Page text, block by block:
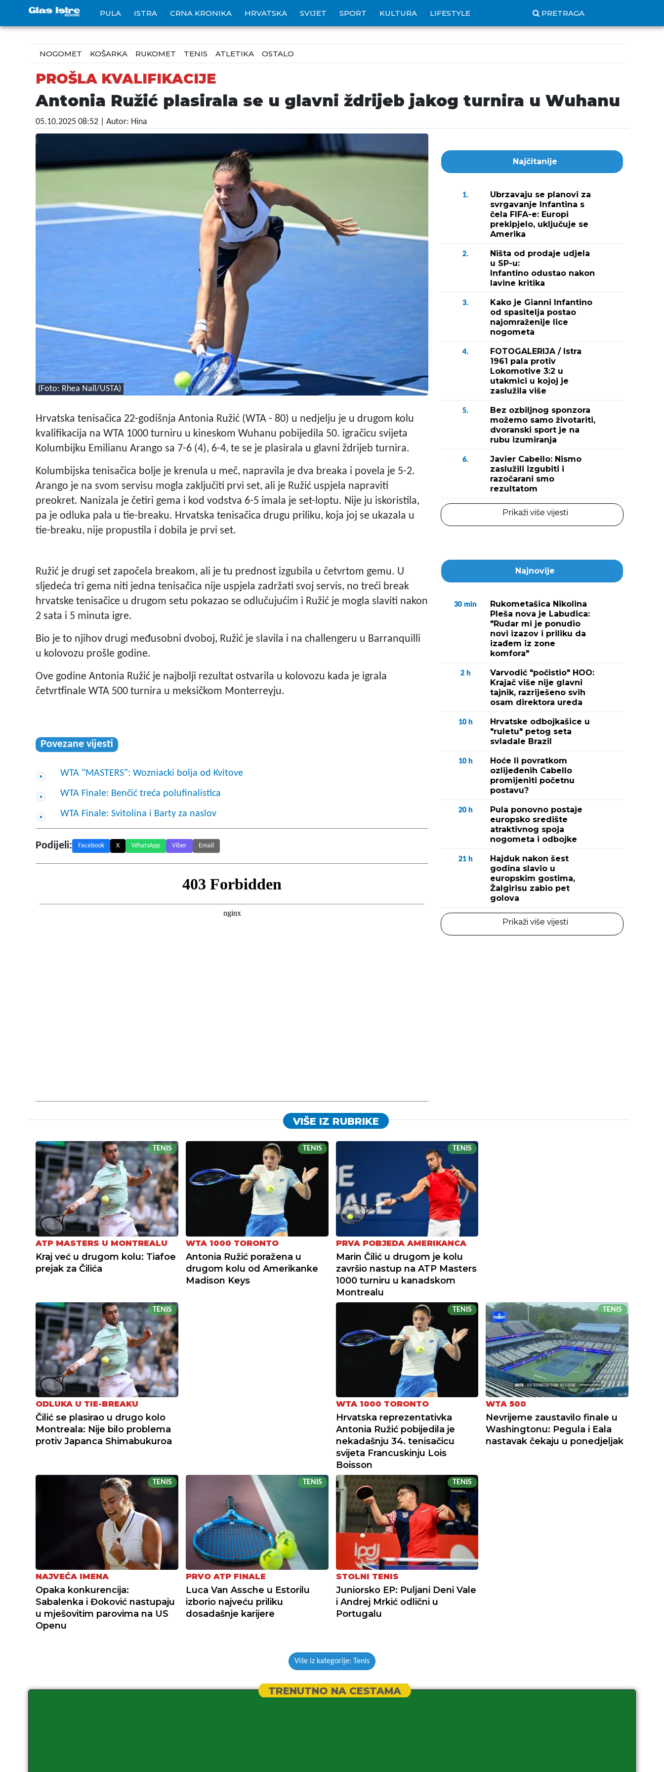
PULA ISTRA CRNA KRONIKA HRVATSKA SVIJET SPORT KULTURA LIFESTYLE PRETRAGA
NOGOMET KOŠARKA RUKOMET TENIS ATLETIKA OSTALO
PROŠLA KVALIFIKACIJE
Antonia Ružić plasirala se u glavni ždrijeb jakog turnira u Wuhanu
05.10.2025 08:52 | Autor: Hina
(Foto: Rhea Nall/USTA)
Hrvatska tenisačica 22-godišnja Antonia Ružić (WTA - 80) u nedjelju je u drugom kolu
kvalifikacija na WTA 1000 turniru u kineskom Wuhanu pobijedila 50. igračicu svijeta
Kolumbijku Emilianu Arango sa 7-6 (4), 6-4, te se je plasirala u glavni ždrijeb turnira.
Kolumbijska tenisačica bolje je krenula u meč, napravila je dva breaka i povela je 5-2.
Arango je na svom servisu mogla zaključiti prvi set, ali je Ružić uspjela napraviti
preokret. Nanizala je četiri gema i kod vodstva 6-5 imala je set-loptu. Nije ju iskoristila,
pa je odluka pala u tie-breaku. Hrvatska tenisačica drugu priliku, koja joj se ukazala u
tie-breaku, nije propustila i dobila je prvi set.
Ružić je drugi set započela breakom, ali je tu prednost izgubila u četvrtom gemu. U
sljedeća tri gema niti jedna tenisačica nije uspjela zadržati svoj servis, no treći break
hrvatske tenisačice u drugom setu pokazao se odlučujućim i Ružić je mogla slaviti nakon
2 sata i 5 minuta igre.
Bio je to njihov drugi međusobni dvoboj, Ružić je slavila i na challengeru u Barranquilli
u kolovozu prošle godine.
Ove godine Antonia Ružić je najbolji rezultat ostvarila u kolovozu kada je igrala
četvrtfinale WTA 500 turnira u meksičkom Monterreyju.
Povezane vijesti
WTA "MASTERS": Wozniacki bolja od Kvitove
WTA Finale: Benčić treća polufinalistica
WTA Finale: Svitolina i Barty za naslov
Podijeli: Facebook X WhatsApp Viber Email
Najčitanije
1.
Ubrzavaju se planovi za
svrgavanje Infantina s
čela FIFA-e: Europi
prekipjelo, uključuje se
Amerika
2.
Ništa od prodaje udjela
u SP-u:
Infantino odustao nakon
lavine kritika
3.
Kako je Gianni Infantino
od spasitelja postao
najomraženije lice
nogometa
4.
FOTOGALERIJA / Istra
1961 pala protiv
Lokomotive 3:2 u
utakmici u kojoj je
zaslužila više
5.
Bez ozbiljnog sponzora
možemo samo životariti,
dvoranski sport je na
rubu izumiranja
6.
Javier Cabello: Nismo
zaslužili izgubiti i
razočarani smo
rezultatom
Prikaži više vijesti
Najnovije
30 min
Rukometašica Nikolina
Pleša nova je Labudica:
"Rudar mi je ponudio
novi izazov i priliku da
izađem iz zone
komfora"
2 h
Varvodić "počistio" HOO:
Krajač više nije glavni
tajnik, razriješeno svih
osam direktora ureda
10 h
Hrvatske odbojkašice u
"ruletu" petog seta
svladale Brazil
10 h
Hoće li povratkom
ozlijeđenih Cabello
promijeniti početnu
postavu?
20 h
Pula ponovno postaje
europsko središte
atraktivnog spoja
nogometa i odbojke
21 h
Hajduk nakon šest
godina slavio u
europskim gostima,
Žalgirisu zabio pet
golova
Prikaži više vijesti
VIŠE IZ RUBRIKE
TENIS
ATP MASTERS U MONTREALU
Kraj već u drugom kolu: Tiafoe
prejak za Čilića
TENIS
WTA 1000 TORONTO
Antonia Ružić poražena u
drugom kolu od Amerikanke
Madison Keys
TENIS
PRVA POBJEDA AMERIKANCA
Marin Čilić u drugom je kolu
završio nastup na ATP Masters
1000 turniru u kanadskom
Montrealu
TENIS
ODLUKA U TIE-BREAKU
Čilić se plasirao u drugo kolo
Montreala: Nije bilo problema
protiv Japanca Shimabukuroa
TENIS
WTA 1000 TORONTO
Hrvatska reprezentativka
Antonia Ružić pobijedila je
nekadašnju 34. tenisačicu
svijeta Francuskinju Lois
Boisson
TENIS
WTA 500
Nevrijeme zaustavilo finale u
Washingtonu: Pegula i Eala
nastavak čekaju u ponedjeljak
TENIS
NAJVEĆA IMENA
Opaka konkurencija:
Sabalenka i Đoković nastupaju
u mješovitim parovima na US
Openu
TENIS
PRVO ATP FINALE
Luca Van Assche u Estorilu
izborio najveću priliku
dosadašnje karijere
TENIS
STOLNI TENIS
Juniorsko EP: Puljani Deni Vale
i Andrej Mrkić odlični u
Portugalu
Više iz kategorije: Tenis
TRENUTNO NA CESTAMA